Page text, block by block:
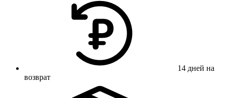
14 дней на
возврат